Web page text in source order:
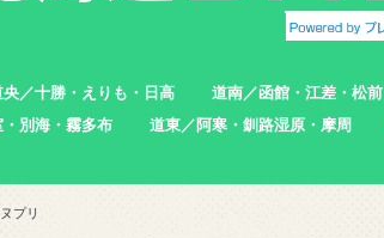
央／十勝・えりも・日高
市
も町
だか町
町
道南／函館・江差・松前
函館市
北斗市
七飯町
松前町
江差町
上ノ国町
別海・霧多布 道東／阿寒・釧路湿原・摩周
プリ